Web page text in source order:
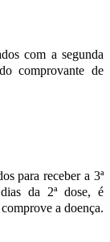
com a segunda
comprovante de
para receber a 3ª
da 2ª dose, é
a doença.